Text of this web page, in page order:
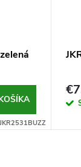
JKR2531BUZZ